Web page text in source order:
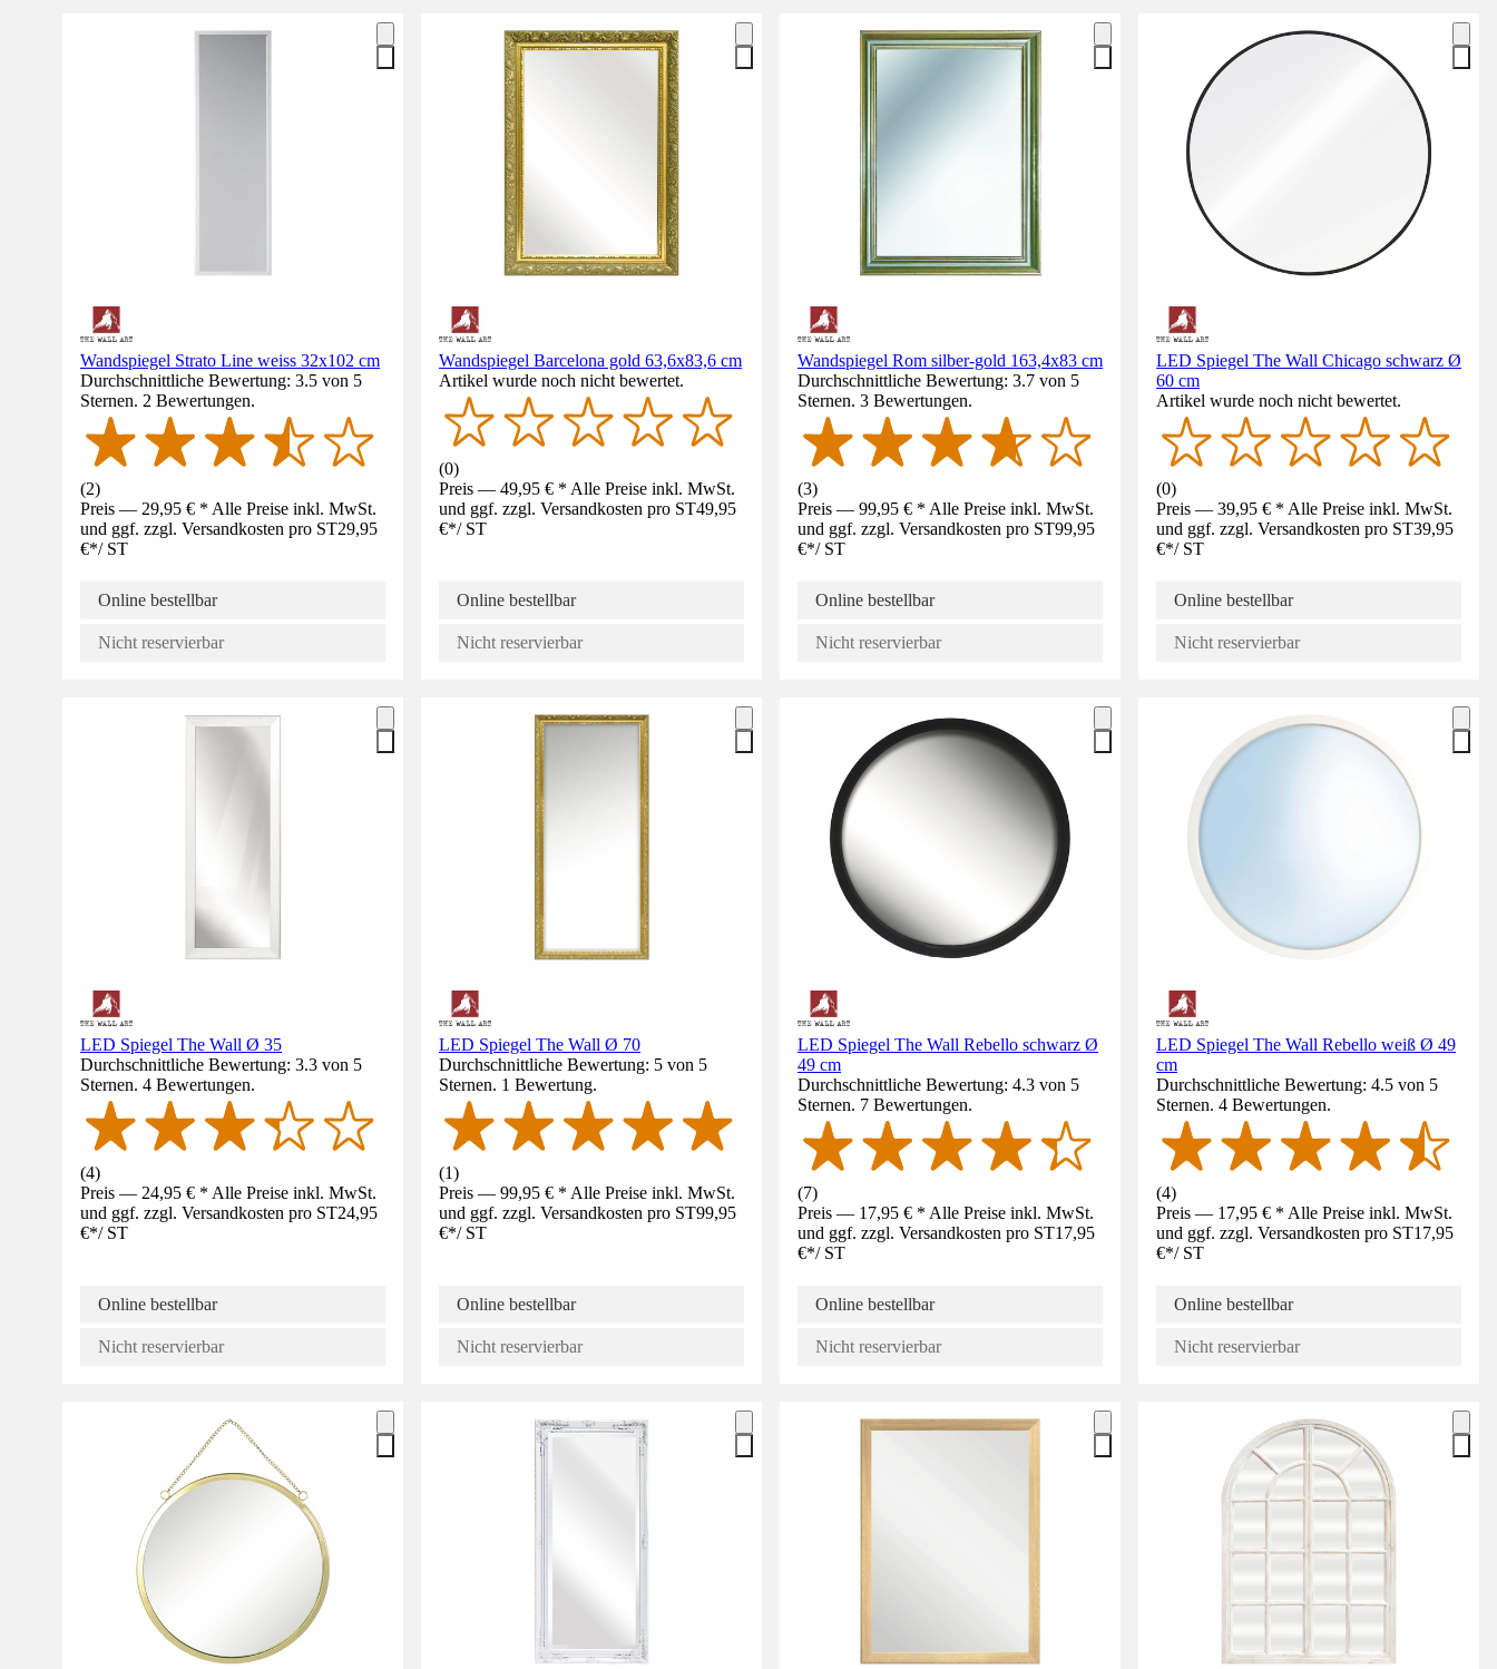
Wandspiegel Strato Line weiss 32x102 cm
Durchschnittliche Bewertung: 3.5 von 5
Sternen. 2 Bewertungen.
(2)
Preis — 29,95 € * Alle Preise inkl. MwSt.
und ggf. zzgl. Versandkosten pro ST29,95
€*/ ST
Online bestellbar
Nicht reservierbar
Wandspiegel Barcelona gold 63,6x83,6 cm
Artikel wurde noch nicht bewertet.
(0)
Preis — 49,95 € * Alle Preise inkl. MwSt.
und ggf. zzgl. Versandkosten pro ST49,95
€*/ ST
Online bestellbar
Nicht reservierbar
Wandspiegel Rom silber-gold 163,4x83 cm
Durchschnittliche Bewertung: 3.7 von 5
Sternen. 3 Bewertungen.
(3)
Preis — 99,95 € * Alle Preise inkl. MwSt.
und ggf. zzgl. Versandkosten pro ST99,95
€*/ ST
Online bestellbar
Nicht reservierbar
LED Spiegel The Wall Chicago schwarz Ø
60 cm
Artikel wurde noch nicht bewertet.
(0)
Preis — 39,95 € * Alle Preise inkl. MwSt.
und ggf. zzgl. Versandkosten pro ST39,95
€*/ ST
Online bestellbar
Nicht reservierbar
LED Spiegel The Wall Ø 35
Durchschnittliche Bewertung: 3.3 von 5
Sternen. 4 Bewertungen.
(4)
Preis — 24,95 € * Alle Preise inkl. MwSt.
und ggf. zzgl. Versandkosten pro ST24,95
€*/ ST
Online bestellbar
Nicht reservierbar
LED Spiegel The Wall Ø 70
Durchschnittliche Bewertung: 5 von 5
Sternen. 1 Bewertung.
(1)
Preis — 99,95 € * Alle Preise inkl. MwSt.
und ggf. zzgl. Versandkosten pro ST99,95
€*/ ST
Online bestellbar
Nicht reservierbar
LED Spiegel The Wall Rebello schwarz Ø
49 cm
Durchschnittliche Bewertung: 4.3 von 5
Sternen. 7 Bewertungen.
(7)
Preis — 17,95 € * Alle Preise inkl. MwSt.
und ggf. zzgl. Versandkosten pro ST17,95
€*/ ST
Online bestellbar
Nicht reservierbar
LED Spiegel The Wall Rebello weiß Ø 49
cm
Durchschnittliche Bewertung: 4.5 von 5
Sternen. 4 Bewertungen.
(4)
Preis — 17,95 € * Alle Preise inkl. MwSt.
und ggf. zzgl. Versandkosten pro ST17,95
€*/ ST
Online bestellbar
Nicht reservierbar